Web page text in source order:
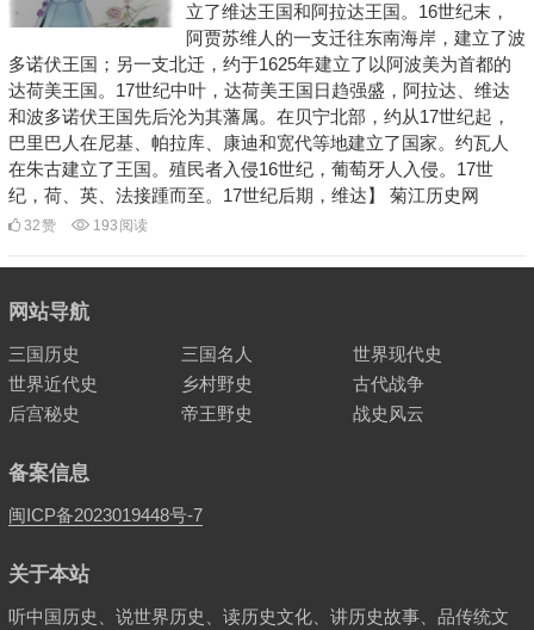
立了维达王国和阿拉达王国。16世纪末，
阿贾苏维人的一支迁往东南海岸，建立了波
多诺伏王国；另一支北迁，约于1625年建立了以阿波美为首都的
达荷美王国。17世纪中叶，达荷美王国日趋强盛，阿拉达、维达
和波多诺伏王国先后沦为其藩属。在贝宁北部，约从17世纪起，
巴里巴人在尼基、帕拉库、康迪和宽代等地建立了国家。约瓦人
在朱古建立了王国。殖民者入侵16世纪，葡萄牙人入侵。17世
纪，荷、英、法接踵而至。17世纪后期，维达】 菊江历史网
32赞 193 阅读
网站导航
三国历史 三国名人
世界现代史
世界近代史
乡村野史
古代战争
后宫秘史
帝王野史 战史风云
备案信息
闽ICP备2023019448号-7
关于本站
听中国历史、说世界历史、读历史文化、讲历史故事、品传统文